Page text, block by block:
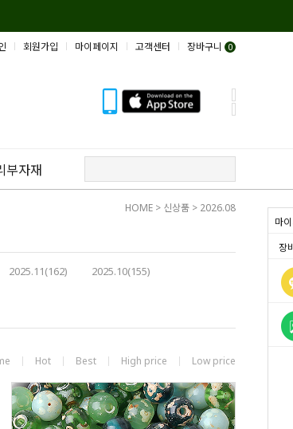
마
장
회원가입 마이페이지 고객센터 장바구니 0
부자재
HOME > 신상품 > 2026.08
2025.11(162) 2025.10(155)
Hot Best High price Low price